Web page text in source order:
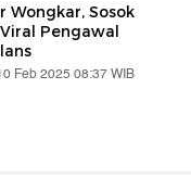
Wongkar, Sosok
Pengawal
Feb 2025 08:37 WIB